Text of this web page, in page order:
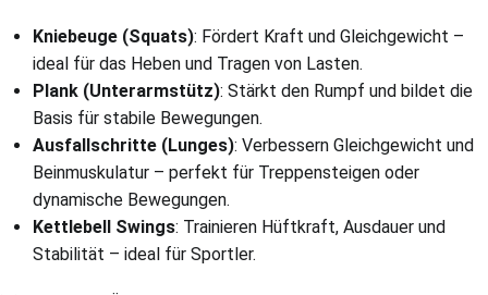
Kniebeuge (Squats): Fördert Kraft und Gleichgewicht –
ideal für das Heben und Tragen von Lasten.
Plank (Unterarmstütz): Stärkt den Rumpf und bildet die
Basis für stabile Bewegungen.
Ausfallschritte (Lunges): Verbessern Gleichgewicht und
Beinmuskulatur – perfekt für Treppensteigen oder
dynamische Bewegungen.
Kettlebell Swings: Trainieren Hüftkraft, Ausdauer und
Stabilität – ideal für Sportler.